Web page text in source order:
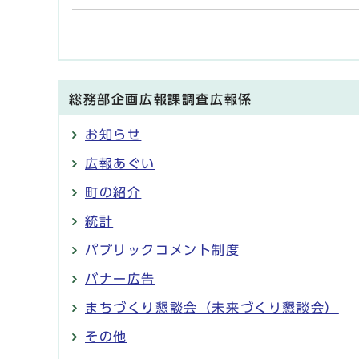
総務部企画広報課調査広報係
お知らせ
広報あぐい
町の紹介
統計
パブリックコメント制度
バナー広告
まちづくり懇談会（未来づくり懇談会）
その他